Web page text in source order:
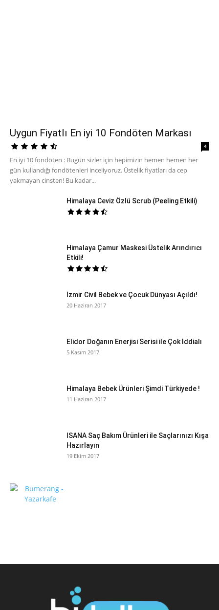
Uygun Fiyatlı En iyi 10 Fondöten Markası
4
En iyi 10 fondöten : Bugün sizler için hepimizin hemen hemen her
gün kullandığı fondötenleri inceliyoruz. Üstelik fiyatları da cep
yakmayan cinsten! Bu kadar...
Himalaya Ceviz Özlü Scrub (Peeling Etkili)
Himalaya Çamur Maskesi Üstelik Arındırıcı
Etkili!
İzmir Civil Bebek ve Çocuk Dünyası Açıldı!
20 Haziran 2017
Elidor Doğanın Enerjisi Serisi ile Çok İddialı
5 Kasım 2017
Himalaya Bebek Ürünleri Şimdi Türkiyede !
11 Haziran 2017
ISANA Saç Bakım Ürünleri ile Saçlarınızı Kışa
Hazırlayın
19 Ekim 2017